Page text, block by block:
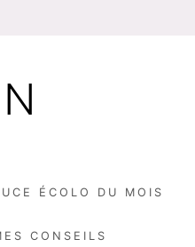
ÉCOLO DU MOIS
CONSEILS